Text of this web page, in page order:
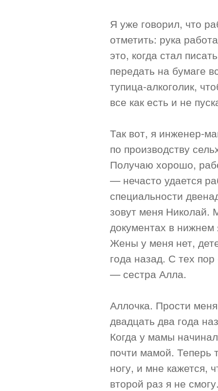
Я уже говорил, что
отметить: рука
это, когда стал
передать на бумаге
тупица-алкоголик,
все как есть и не
Так вот, я инженер-
по производству
Получаю хорошо,
— нечасто удается
специальности
зовут меня Николай.
документах в
Жены у меня нет,
года назад. С тех
— сестра Алла.
Аллочка. Прости
двадцать два года
Когда у мамы
почти мамой.
ногу, и мне кажется,
второй раз я не